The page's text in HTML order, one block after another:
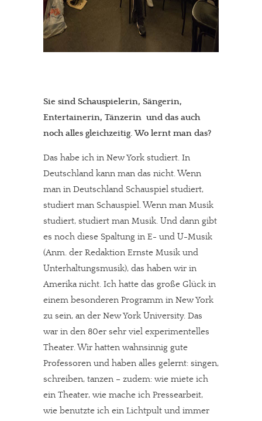
Sie sind Schauspielerin, Sängerin,
Entertainerin, Tänzerin  und das auch
noch alles gleichzeitig. Wo lernt man das?
Das habe ich in New York studiert. In
Deutschland kann man das nicht. Wenn
man in Deutschland Schauspiel studiert,
studiert man Schauspiel. Wenn man Musik
studiert, studiert man Musik. Und dann gibt
es noch diese Spaltung in E- und U-Musik
(Anm. der Redaktion Ernste Musik und
Unterhaltungsmusik), das haben wir in
Amerika nicht. Ich hatte das große Glück in
einem besonderen Programm in New York
zu sein, an der New York University. Das
war in den 80er sehr viel experimentelles
Theater. Wir hatten wahnsinnig gute
Professoren und haben alles gelernt: singen,
schreiben, tanzen – zudem: wie miete ich
ein Theater, wie mache ich Pressearbeit,
wie benutzte ich ein Lichtpult und immer